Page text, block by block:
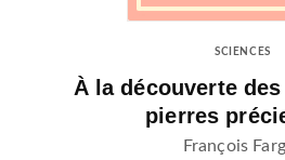
SCIENCES
À la découverte
pierres
François